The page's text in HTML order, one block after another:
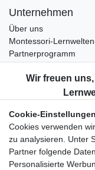
Unternehmen
Über uns
Montessori-
Partnerprogramm
Bestellung
Datenschutzerklärung
AGB
Impressum
Aktuelles rund
Montessori-
Cookie-
Cookies verwenden
zu analysieren. Unter
Partner folgende
Personalisierte